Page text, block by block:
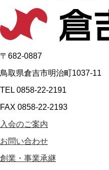
〒682-0887
鳥取県倉吉市明治町1037-11
TEL 0858-22-2191
FAX 0858-22-2193
入会のご案内
お問い合わせ
創業・事業承継